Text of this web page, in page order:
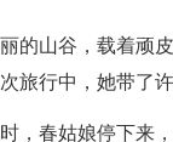
的山谷，载着顽
旅行中，她带了
，春姑娘停下来